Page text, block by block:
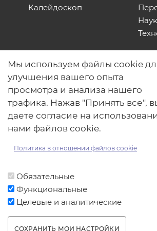
Калейдоскоп
О нас
Наши проекты
Связь с нами
Общая политика обработки
персональных данных
Политика обработки файлов
Политика обработки
данных для мероприятий
© ОДО «Точно-вовремя» 2007-
Мы используем файлы cookie
улучшения вашего опыта
просмотра и анализа нашего
трафика. Нажав "Принять все",
даете согласие на
нами файлов cookie.
Политика в отношении файлов cookie
Обязательные
Функциональные
Целевые и аналитические
СОХРАНИТЬ МОИ НАСТРОЙКИ